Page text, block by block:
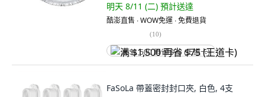
明天 8/11 (二) 預計送達
酷澎直售 ∙ WOW免運 ∙ 免費退貨
(10)
满 $1,500 再省 $75 (王道卡)
FaSoLa 帶蓋密封封口夾, 白色, 4支